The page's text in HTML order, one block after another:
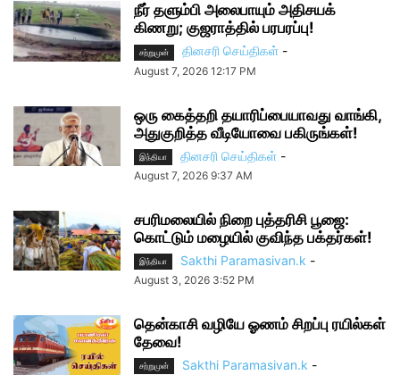
நீர் தளும்பி அலைபாயும் அதிசயக்
கிணறு; குஜராத்தில் பரபரப்பு!
சற்றுமுன் தினசரி செய்திகள் -
August 7, 2026 12:17 PM
ஒரு கைத்தறி தயாரிப்பையாவது வாங்கி,
அதுகுறித்த வீடியோவை பகிருங்கள்!
இந்தியா தினசரி செய்திகள் -
August 7, 2026 9:37 AM
சபரிமலையில் நிறை புத்தரிசி பூஜை:
கொட்டும் மழையில் குவிந்த பக்தர்கள்!
இந்தியா Sakthi Paramasivan.k -
August 3, 2026 3:52 PM
தென்காசி வழியே ஓணம் சிறப்பு ரயில்கள்
தேவை!
சற்றுமுன் Sakthi Paramasivan.k -